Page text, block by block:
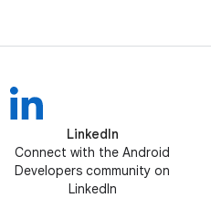
LinkedIn
Connect with the Android
Developers community on
LinkedIn